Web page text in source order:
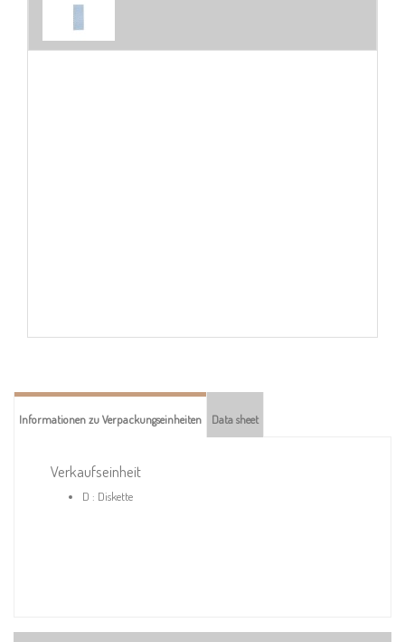
Informationen zu Verpackungseinheiten Data sheet
Verkaufseinheit
D : Diskette